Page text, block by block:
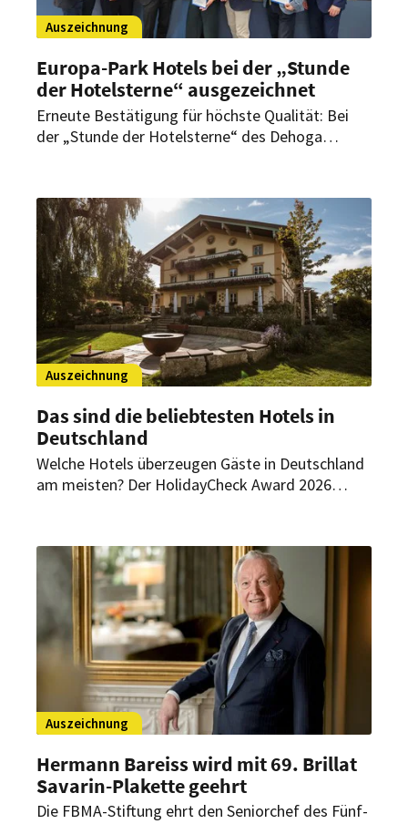
Auszeichnung
Europa-Park Hotels bei der „Stunde
der Hotelsterne“ ausgezeichnet
Erneute Bestätigung für höchste Qualität: Bei
der „Stunde der Hotelsterne“ des Dehoga
ausgezeichnet.
Auszeichnung
Das sind die beliebtesten Hotels in
Deutschland
Welche Hotels überzeugen Gäste in Deutschland
am meisten? Der HolidayCheck Award 2026
– darunter 151 Hotels in Deutschland. Welche
Betriebe es in die Top 10 geschafft haben und
welche Konzepte besonders gut ankommen.
Auszeichnung
Hermann Bareiss wird mit 69. Brillat
Savarin-Plakette geehrt
Die FBMA-Stiftung ehrt den Seniorchef des Fünf-